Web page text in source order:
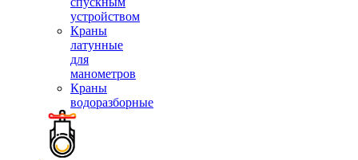
устройством
Краны
латунные
для
манометров
Краны
водоразборные